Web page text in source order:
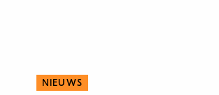
NIEUWS